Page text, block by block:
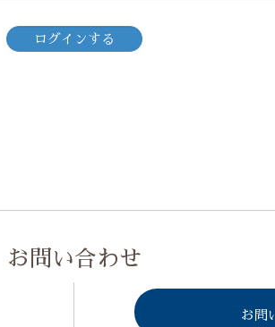
お問い合わせ
お問